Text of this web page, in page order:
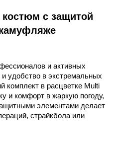
костюм с защитой
и активных
удобство в экстремальных
комплект в расцветке Multi
и комфорт в жаркую погоду,
элементами делает
страйкбола или